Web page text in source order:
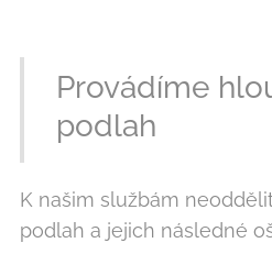
Provádíme
podlah
K našim službám
podlah a jejich následné